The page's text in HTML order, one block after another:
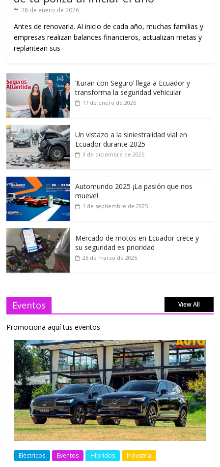
28 de enero de 2026
Antes de renovarla. Al inicio de cada año, muchas familias y
empresas realizan balances financieros, actualizan metas y
replantean sus
‘Ituran con Seguro’ llega a Ecuador y
transforma la seguridad vehicular
17 de enero de 2026
Un vistazo a la siniestralidad vial en
Ecuador durante 2025
3 de diciembre de 2025
Automundo 2025 ¡La pasión que nos
mueve!
1 de septiembre de 2025
Mercado de motos en Ecuador crece y
su seguridad es prioridad
26 de marzo de 2025
Eventos View All
Promociona aquí tus eventos
Eléctricos Eventos Híbridos Industria